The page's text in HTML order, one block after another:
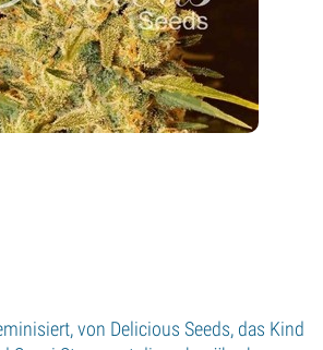
von Delicious Seeds, das Kind